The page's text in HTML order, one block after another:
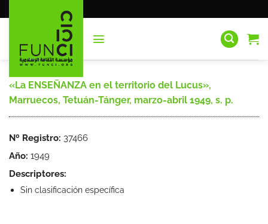
al
«La ENSEÑANZA en el territorio del Lucus»,
Marruecos, Tetuán-Tánger, marzo-abril 1949, s. p.
Nº Registro: 37466
Año: 1949
Descriptores:
Sin clasificación específica